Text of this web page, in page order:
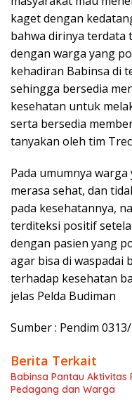
kaget dengan
bahwa dirinya terdata
dengan warga yang
kehadiran Babinsa di
sehingga bersedia
kesehatan untuk
serta bersedia
tanyakan oleh tim
Pada umumnya
merasa sehat, dan
pada kesehatannya,
terditeksi positif
dengan pasien yang
agar bisa di waspadai
terhadap kesehatan
jelas Pelda Budiman
Sumber : Pendim 0313/
Berita Terkait
Babinsa Pantau Aktivitas
Pedagang dan Warga